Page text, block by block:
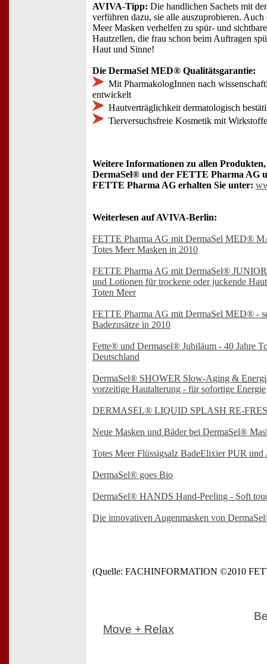
AVIVA-Tipp: Die handlichen Sachets mit
verführen dazu, sie alle auszuprobieren. Auch
Meer Masken verhelfen zu spür- und
Hautzellen, die frau schon beim Auftragen
Haut und Sinne!
Die DermaSel MED® Qualitätsgarantie:
Mit PharmakologInnen nach
entwickelt
Hautverträglichkeit dermatologisch
Tierversuchsfreie Kosmetik mit
Weitere Informationen zu allen
DermaSel® und der FETTE Pharma AG
FETTE Pharma AG erhalten Sie unter:
Weiterlesen auf AVIVA-Berlin:
FETTE Pharma AG mit DermaSel MED®
Totes Meer Masken in 2010
FETTE Pharma AG mit DermaSel®
und Lotionen für trockene oder juckende
Toten Meer
FETTE Pharma AG mit DermaSel MED® -
Badezusätze in 2010
Fette® und Dermasel® Jubiläum - 40 Jahre
Deutschland
DermaSel® SHOWER Slow-Aging &
vorzeitige Hautalterung - für sofortige Energie
DERMASEL® LIQUID SPLASH RE-
Neue Masken und Bäder bei DermaSel®
Totes Meer Flüssigsalz BadeElixier PUR
DermaSel® goes Bio
DermaSel® HANDS Hand-Peeling - Soft
Die innovativen Augenmasken von
(Quelle: FACHINFORMATION ©2010
Move + Relax